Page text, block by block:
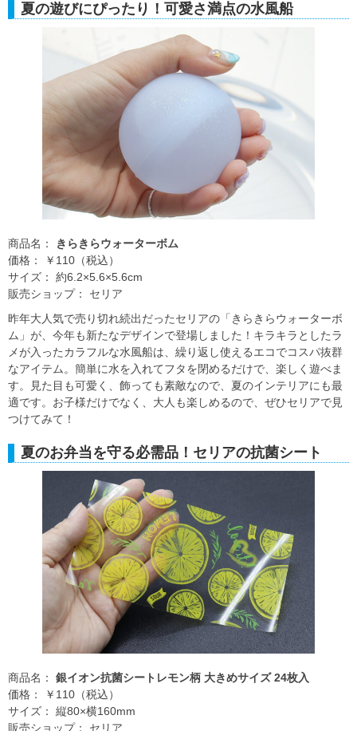
夏の遊びにぴったり！可愛さ満点の水風船
商品名：
きらきらウォーターボム
価格： ￥110（税込）
サイズ： 約6.2×5.6×5.6cm
販売ショップ： セリア
昨年大人気で売り切れ続出だったセリアの「きらきらウォーターボ
ム」が、今年も新たなデザインで登場しました！キラキラとしたラ
メが入ったカラフルな水風船は、繰り返し使えるエコでコスパ抜群
なアイテム。簡単に水を入れてフタを閉めるだけで、楽しく遊べま
す。見た目も可愛く、飾っても素敵なので、夏のインテリアにも最
適です。お子様だけでなく、大人も楽しめるので、ぜひセリアで見
つけてみて！
夏のお弁当を守る必需品！セリアの抗菌シート
商品名： 銀イオン抗菌シートレモン柄 大きめサイズ 24枚入
価格： ￥110（税込）
サイズ： 縦80×横160mm
販売ショップ： セリア